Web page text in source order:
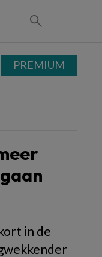
in de
PREMIUM